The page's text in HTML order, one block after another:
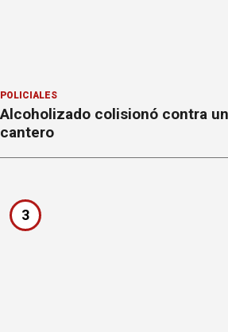
POLICIALES
Alcoholizado colisionó contra
cantero
3